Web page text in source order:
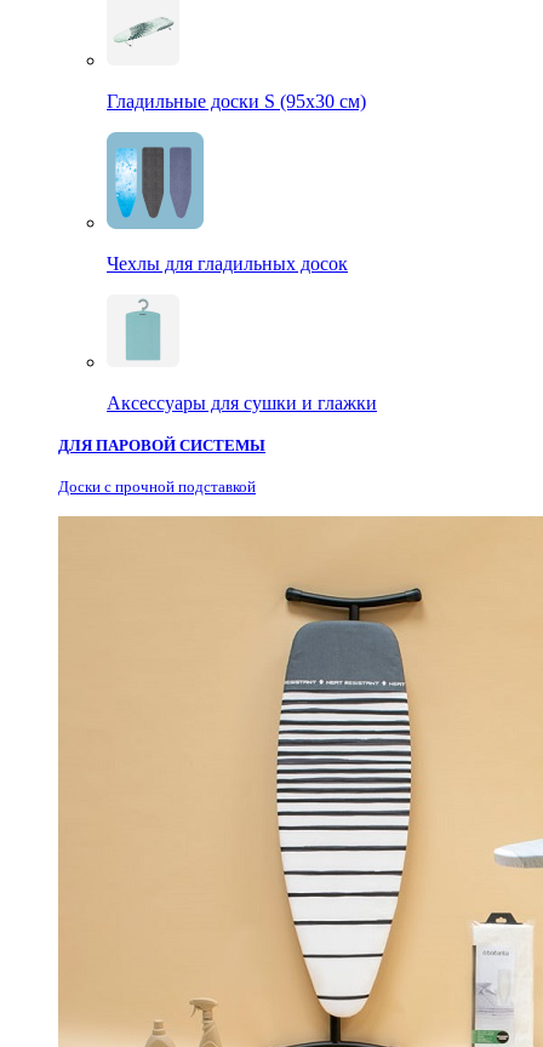
Гладильные доски S (95х30 см)
Чехлы для гладильных досок
Аксессуары для сушки и глажки
ДЛЯ ПАРОВОЙ СИСТЕМЫ
Доски с прочной подставкой